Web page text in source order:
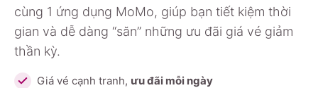
cùng 1 ứng dụng MoMo, giúp bạn tiết kiệm thời
gian và dễ dàng “săn” những ưu đãi giá vé giảm
thần kỳ.
Giá vé cạnh tranh, ưu đãi mỗi ngày